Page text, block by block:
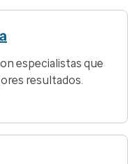
especialistas que
resultados.